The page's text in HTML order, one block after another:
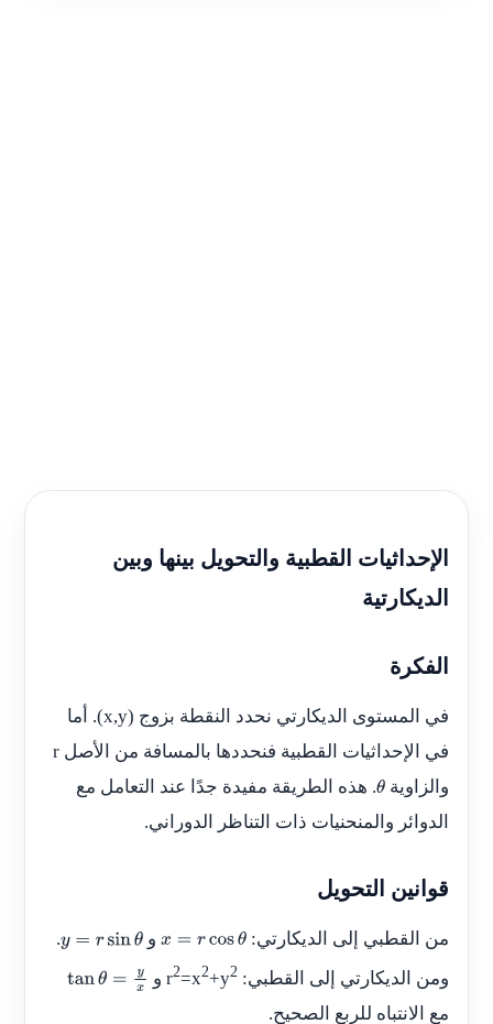
الإحداثيات القطبية والتحويل بينها وبين
الديكارتية
الفكرة
في المستوى الديكارتي نحدد النقطة بزوج (x,y). أما
في الإحداثيات القطبية فنحددها بالمسافة من الأصل r
والزاوية θ. هذه الطريقة مفيدة جدًا عند التعامل مع
الدوائر والمنحنيات ذات التناظر الدوراني.
قوانين التحويل
من القطبي إلى الديكارتي: x =rcosθ و y =r sinθ
.
ومن الديكارتي إلى القطبي:
r2=x2+y2 و tanθ= yx
مع الانتباه للربع الصحيح.